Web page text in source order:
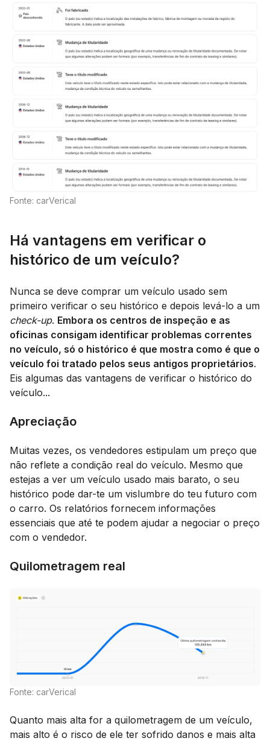
Fonte: carVerical
Há vantagens em verificar o
histórico de um veículo?
Nunca se deve comprar um veículo usado sem
primeiro verificar o seu histórico e depois levá-lo a um
check-up. Embora os centros de inspeção e as
oficinas consigam identificar problemas correntes
no veículo, só o histórico é que mostra como é que o
veículo foi tratado pelos seus antigos proprietários.
Eis algumas das vantagens de verificar o histórico do
veículo...
Apreciação
Muitas vezes, os vendedores estipulam um preço que
não reflete a condição real do veículo. Mesmo que
estejas a ver um veículo usado mais barato, o seu
histórico pode dar-te um vislumbre do teu futuro com
o carro. Os relatórios fornecem informações
essenciais que até te podem ajudar a negociar o preço
com o vendedor.
Quilometragem real
Fonte: carVerical
Quanto mais alta for a quilometragem de um veículo,
mais alto é o risco de ele ter sofrido danos e mais alta